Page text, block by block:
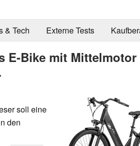
& Tech Externe Tests
E-Bike mit Mittelmotor
soll eine
den